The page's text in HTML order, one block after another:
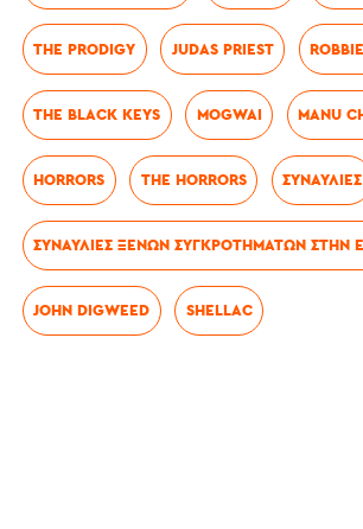
THE PRODIGY JUDAS PRIEST
THE BLACK KEYS MOGWAI MANU
HORRORS THE HORRORS ΣΥΝΑΥΛΊΕΣ
ΣΥΝΑΥΛΊΕΣ ΞΈΝΩΝ ΣΥΓΚΡΟΤΗΜΆΤΩΝ ΣΤΗΝ
JOHN DIGWEED SHELLAC